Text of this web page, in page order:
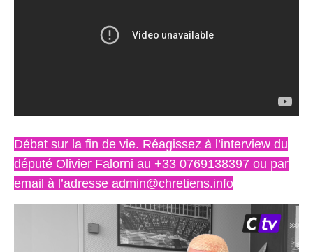
Débat sur la fin de vie. Réagissez à l’interview du
député Olivier Falorni au +33 0769138397 ou par
email à l’adresse admin@chretiens.info